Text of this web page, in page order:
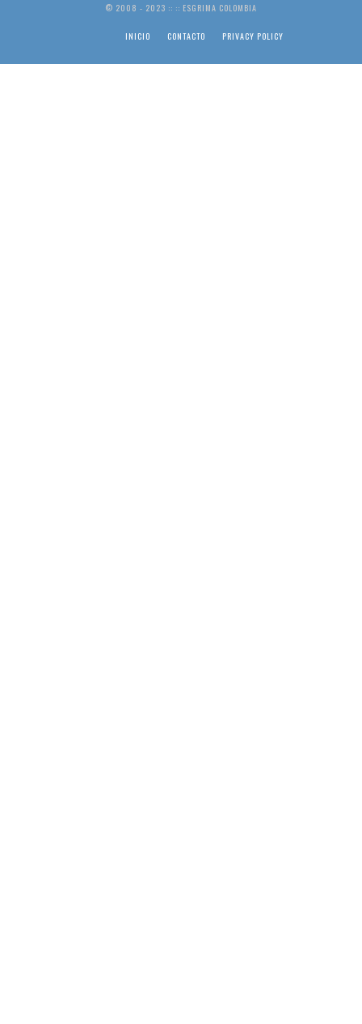
© 2008 - 2023 :: :: ESGRIMA COLOMBIA
INICIO CONTACTO PRIVACY POLICY